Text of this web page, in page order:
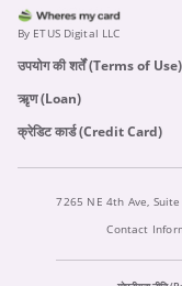
By ETUS Digital LLC
उपयोग की शर्तें (Terms of Use)
ऋृण (Loan)
क्रेडिट कार्ड (Credit Card)
7265 NE 4th Ave,
Contact